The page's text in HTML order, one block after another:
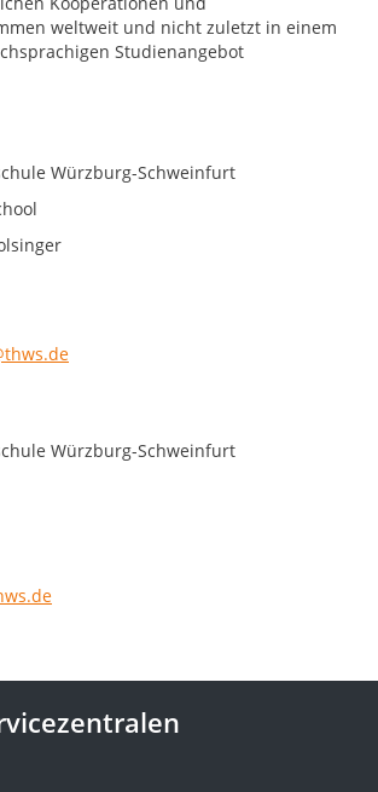
weltweit und nicht zuletzt in einem
Studienangebot
Würzburg-Schweinfurt
Würzburg-Schweinfurt